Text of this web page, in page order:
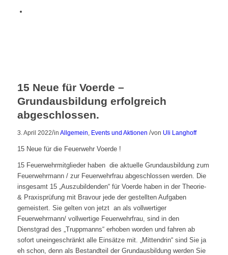
15 Neue für Voerde –
Grundausbildung erfolgreich
abgeschlossen.
3. April 2022/in Allgemein Events und Aktionen /von Uli Langhoff
15 Neue für die Feuerwehr Voerde !
15 Feuerwehrmitglieder haben die aktuelle Grundausbildung zum
Feuerwehrmann / zur Feuerwehrfrau abgeschlossen werden. Die
insgesamt 15 „Auszubildenden“ für Voerde haben in der Theorie-
& Praxisprüfung mit Bravour jede der gestellten Aufgaben
gemeistert. Sie gelten von jetzt an als vollwertiger
Feuerwehrmann/ vollwertige Feuerwehrfrau, sind in den
Dienstgrad des „Truppmanns“ erhoben worden und fahren ab
sofort uneingeschränkt alle Einsätze mit. „Mittendrin“ sind Sie ja
eh schon, denn als Bestandteil der Grundausbildung werden Sie